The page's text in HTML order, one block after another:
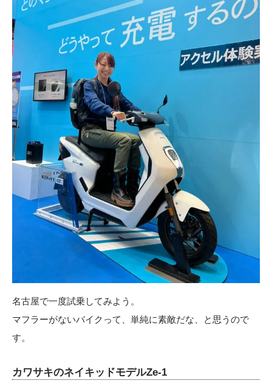
名古屋で一度試乗してみよう。
マフラーがないバイクって、単純に素敵だな、と思うので
す。
カワサキのネイキッドモデルZe-1